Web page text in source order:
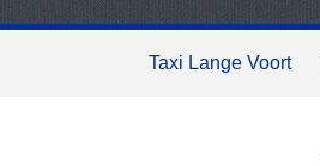
Taxi Lange Voort